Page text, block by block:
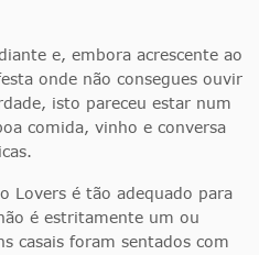
e, embora acrescente ao
onde não consegues ouvir
isto pareceu estar num
comida, vinho e conversa
Lovers é tão adequado para
é estritamente um ou
casais foram sentados com